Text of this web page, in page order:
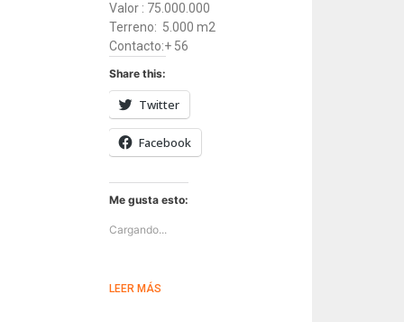
Valor : 75.000.000
Terreno: 5.000 m2
Contacto:+ 56
Share this:
Twitter
Facebook
Me gusta esto:
Cargando...
LEER MÁS